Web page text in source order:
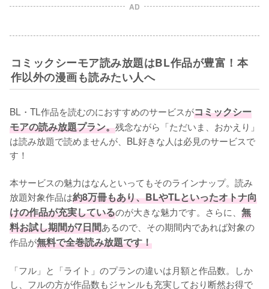
AD
コミックシーモア読み放題はBL作品が豊富！本
作以外の漫画も読みたい人へ
BL・TL作品を読むのにおすすめのサービスがコミックシー
モアの読み放題プラン。残念ながら「ただいま、おかえり」
は読み放題で読めませんが、BL好きな人は必見のサービスで
す！
本サービスの魅力はなんといってもそのラインナップ。読み
放題対象作品は約8万冊もあり、BLやTLといったオトナ向
けの作品が充実しているのが大きな魅力です。さらに、 無
料お試し期間が7日間あるので、その期間内であれば対象の
作品が無料で全巻読み放題です！
「フル」と「ライト」のプランの違いは月額と作品数。しか
し、フルの方が作品数もジャンルも充実しており断然お得で